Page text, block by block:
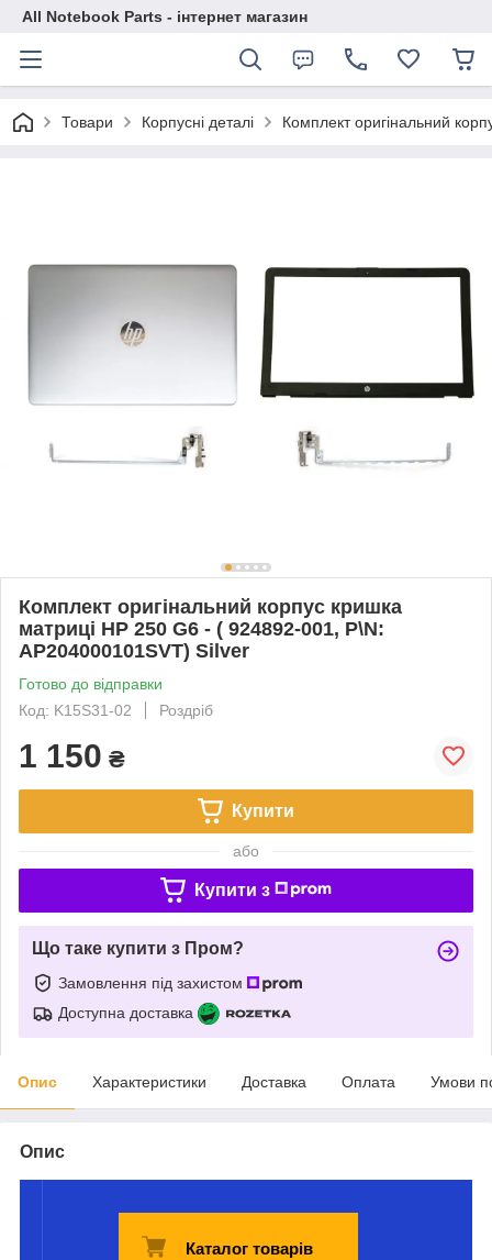
All Notebook Parts - інтернет магазин
Товари Корпусні деталі Комплект оригінальний
Комплект оригінальний корпус кришка
матриці HP 250 G6 - ( 924892-001, P\N:
AP204000101SVT) Silver
Готово до відправки
Код: K15S31-02
Роздріб
1 150 ₴
Купити
або
Купити з
Що таке купити з Пром?
Замовлення під захистом
Доступна доставка
Опис Характеристики Доставка Оплата Умови
Опис
Каталог товарів